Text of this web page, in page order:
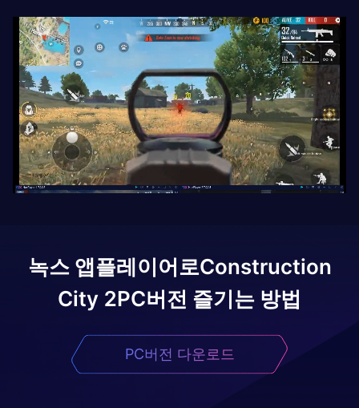
녹스 앱플레이어로Construction
City 2PC버전 즐기는 방법
PC버전 다운로드